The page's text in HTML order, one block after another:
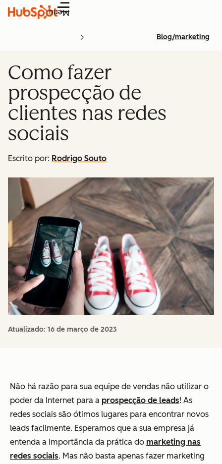
Menu
Blog/marketing
Como fazer
prospecção de
clientes nas redes
sociais
Escrito por: Rodrigo Souto
Atualizado: 16 de março de 2023
Não há razão para sua equipe de vendas não utilizar o
poder da Internet para a prospecção de leads! As
redes sociais são ótimos lugares para encontrar novos
leads facilmente. Esperamos que a sua empresa já
entenda a importância da prática do marketing nas
redes sociais. Mas não basta apenas fazer marketing